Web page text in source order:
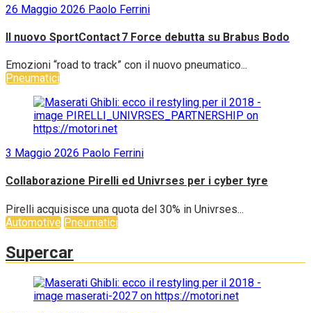
26 Maggio 2026 Paolo Ferrini
Il nuovo SportContact 7 Force debutta su Brabus Bodo
Emozioni “road to track” con il nuovo pneumatico...
Pneumatici
3 Maggio 2026 Paolo Ferrini
Collaborazione Pirelli ed Univrses per i cyber tyre
Pirelli acquisisce una quota del 30% in Univrses...
Automotive Pneumatici
Supercar